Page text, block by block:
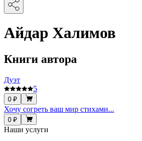
Айдар Халимов
Книги автора
Дуэт
5
0 ₽
Хочу согреть ваш мир стихами...
0 ₽
Наши услуги